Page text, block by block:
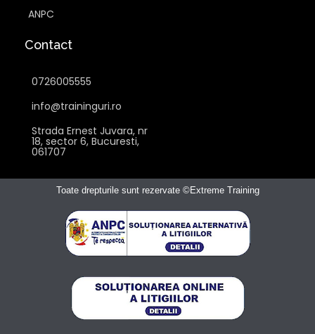
ANPC
Contact
0726005555
info@traininguri.ro
Strada Ernest Juvara, nr
18, sector 6, Bucuresti,
061707
Toate drepturile sunt rezervate ©Extreme Training